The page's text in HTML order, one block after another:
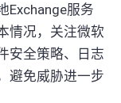
Exchange服务
情况，关注微软
安全策略、日志
避免威胁进一步